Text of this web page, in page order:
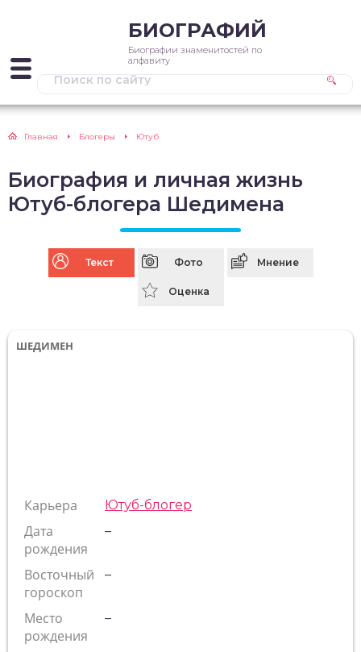
БИОГРАФИЙ
Биографии знаменитостей по
алфавиту
Главная Блогеры Ютуб
Биография и личная жизнь
Ютуб-блогера Шедимена
Текст Фото Мнение
Оценка
ШЕДИМЕН
Карьера Ютуб-блогер
Дата
рождения
–
Восточный
гороскоп
–
Место
рождения
–